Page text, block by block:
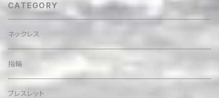
CATEGORY
ネックレス
指輪
ブレスレット